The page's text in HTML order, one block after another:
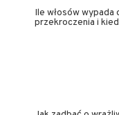
Ile włosów
przekroczenia i